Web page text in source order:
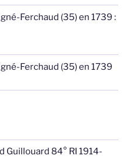
Ferchaud (35) en 1739 :
Ferchaud (35) en 1739
Guillouard 84° RI 1914-